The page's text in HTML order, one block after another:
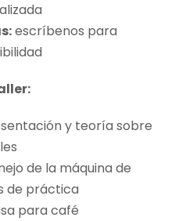
escríbenos para
y teoría sobre
de la máquina de
de práctica
para café